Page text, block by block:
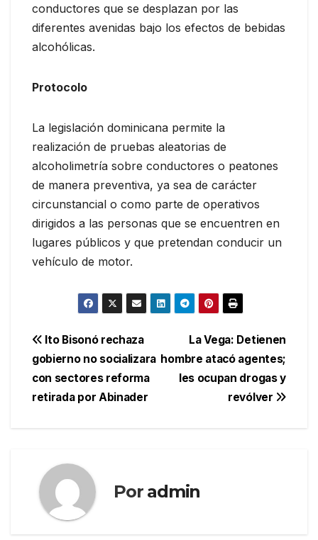
conductores que se desplazan por las
diferentes avenidas bajo los efectos de bebidas
alcohólicas.
Protocolo
La legislación dominicana permite la
realización de pruebas aleatorias de
alcoholimetría sobre conductores o peatones
de manera preventiva, ya sea de carácter
circunstancial o como parte de operativos
dirigidos a las personas que se encuentren en
lugares públicos y que pretendan conducir un
vehículo de motor.
Navegación
de
entradas
La Vega: Detienen
hombre atacó agentes;
les ocupan drogas y
revólver
Ito Bisonó rechaza
gobierno no socializara
con sectores reforma
retirada por Abinader
Por admin